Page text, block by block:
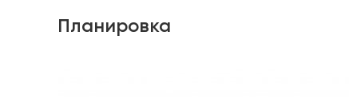
Планировка